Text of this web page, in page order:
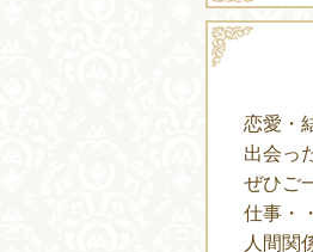
恋愛・
出会っ
ぜひご
仕事・
人間関